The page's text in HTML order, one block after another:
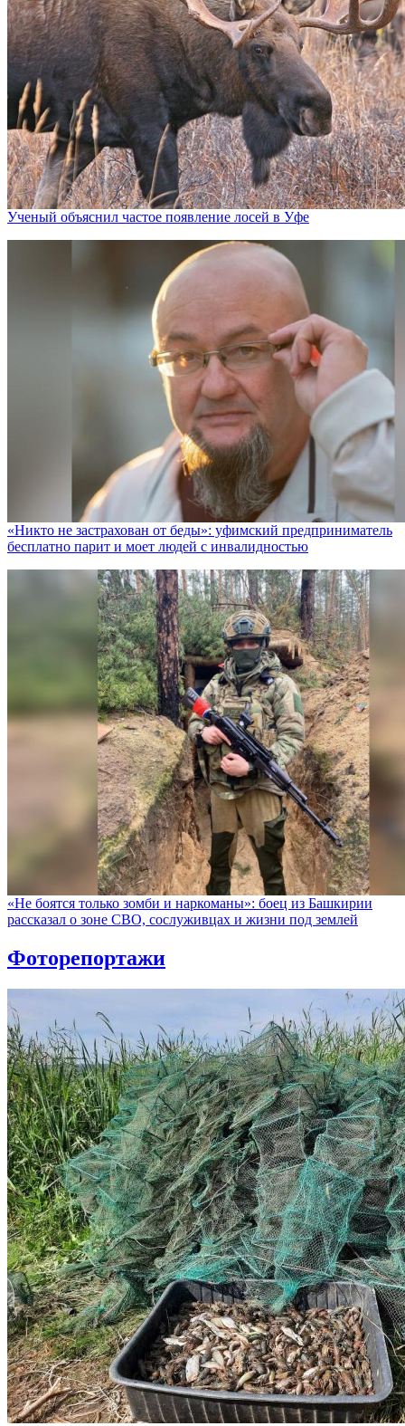
Ученый объяснил частое появление лосей в Уфе
«Никто не заcтрахован от беды»: уфимский предприниматель
бесплатно парит и моет людей с инвалидностью
«Не боятся только зомби и наркоманы»: боец из Башкирии
рассказал о зоне СВО, сослуживцах и жизни под землей
Фоторепортажи